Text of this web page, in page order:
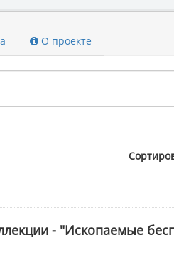
О проекте
- "Ископаемые